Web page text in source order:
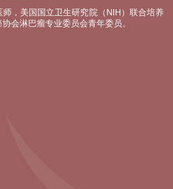
，美国国立卫生研究院（NIH）联合培养
会淋巴瘤专业委员会青年委员。